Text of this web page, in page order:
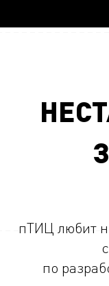
пТИЦ любит
по